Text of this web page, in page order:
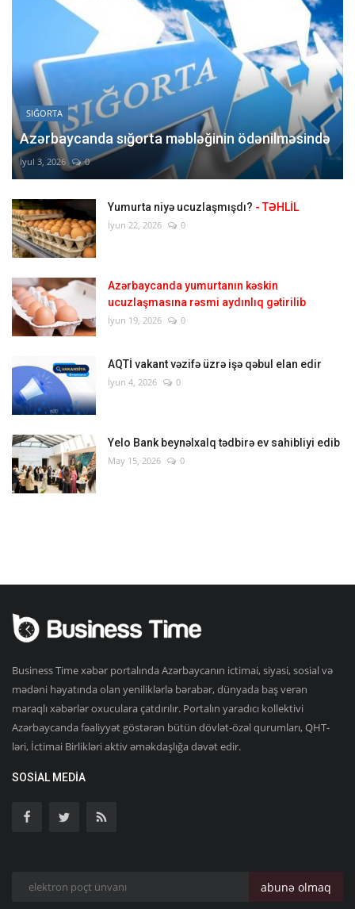
SIĞORTA
Azərbaycanda sığorta məbləğinin ödənilməsində
İyul 3, 2026 0
Yumurta niyə ucuzlaşmışdı? - TƏHLİL
İyun 22, 2026 0
Azərbaycanda yumurtanın kəskin
ucuzlaşmasına rəsmi aydınlıq gətirilib
İyun 19, 2026 0
AQTİ vakant vəzifə üzrə işə qəbul elan edir
İyun 4, 2026 0
Yelo Bank beynəlxalq tədbirə ev sahibliyi edib
May 15, 2026 0
Business Time xəbər portalında Azərbaycanın ictimai, siyasi, sosial və
mədəni həyatında olan yeniliklərlə bərabər, dünyada baş verən
maraqlı xəbərlər oxuculara çatdırılır. Portalın yaradıcı kollektivi
Azərbaycanda fəaliyyət göstərən bütün dövlət-özəl qurumları, QHT-
ləri, İctimai Birlikləri aktiv əməkdaşlığa dəvət edir.
SOSIAL MEDIA
abunə olmaq